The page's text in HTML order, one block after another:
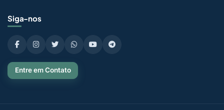
Siga-nos
Entre em Contato